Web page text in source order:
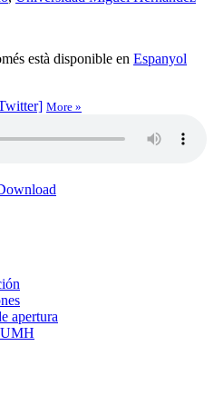
està disponible en Espanyol
More »
apertura
UMH